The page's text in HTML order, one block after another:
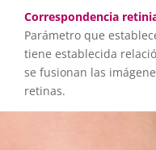
Correspondencia
Parámetro que
tiene establecida
se fusionan las
retinas.